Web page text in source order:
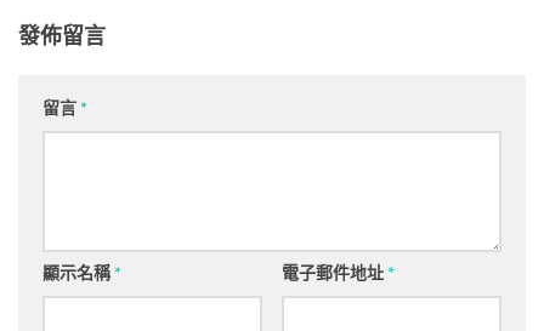
發佈留言
留言*
顯示名稱* 電子郵件地址*